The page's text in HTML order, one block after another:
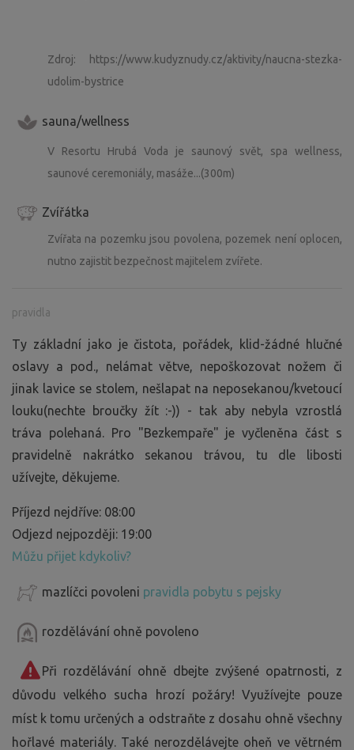
Zdroj: https://www.kudyznudy.cz/aktivity/naucna-stezka-
udolim-bystrice
sauna/wellness
V Resortu Hrubá Voda je saunový svět, spa wellness,
saunové ceremoniály, masáže...(300m)
Zvířátka
Zvířata na pozemku jsou povolena, pozemek není oplocen,
nutno zajistit bezpečnost majitelem zvířete.
pravidla
Ty základní jako je čistota, pořádek, klid-žádné hlučné
oslavy a pod., nelámat větve, nepoškozovat nožem či
jinak lavice se stolem, nešlapat na neposekanou/kvetoucí
louku(nechte broučky žít :-)) - tak aby nebyla vzrostlá
tráva polehaná. Pro "Bezkempaře" je vyčleněna část s
pravidelně nakrátko sekanou trávou, tu dle libosti
užívejte, děkujeme.
Příjezd nejdříve: 08:00
Odjezd nejpozději: 19:00
Můžu přijet kdykoliv?
mazlíčci povoleni pravidla pobytu s pejsky
rozdělávání ohně povoleno
Při rozdělávání ohně dbejte zvýšené opatrnosti, z
důvodu velkého sucha hrozí požáry! Využívejte pouze
míst k tomu určených a odstraňte z dosahu ohně všechny
hořlavé materiály. Také nerozdělávejte oheň ve větrném